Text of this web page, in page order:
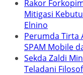
Rakor
Mitigasi
Elnino
Perumda Tirta
SPAM Mobile
Sekda Zaldi
Teladani